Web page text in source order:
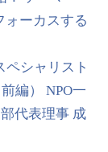
ォーカスする
ペシャリスト
編） NPO一
代表理事 成